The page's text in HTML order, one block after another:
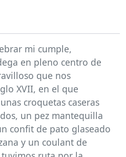
mi cumple,
en pleno centro de
que nos
XVII, en el que
croquetas caseras
un pez mantequilla
confit de pato glaseado
y un coulant de